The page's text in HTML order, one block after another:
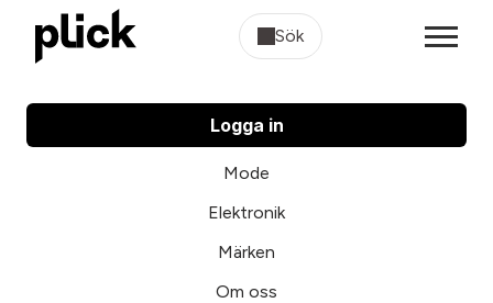
Sök
Logga in
Mode
Elektronik
Märken
Om oss